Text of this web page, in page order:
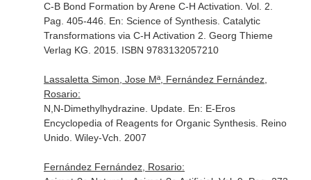
C-B Bond Formation by Arene C-H Activation. Vol. 2.
Pag. 405-446. En: Science of Synthesis. Catalytic
Transformations via C-H Activation 2 . Georg Thieme
Verlag KG. 2015. ISBN 9783132057210
Lassaletta Simon, Jose Mª, Fernández Fernández,
Rosario:
N,N-Dimethylhydrazine. Update. En: E-Eros
Encyclopedia of Reagents for Organic Synthesis. Reino
Unido. Wiley-Vch. 2007
Fernández Fernández, Rosario: